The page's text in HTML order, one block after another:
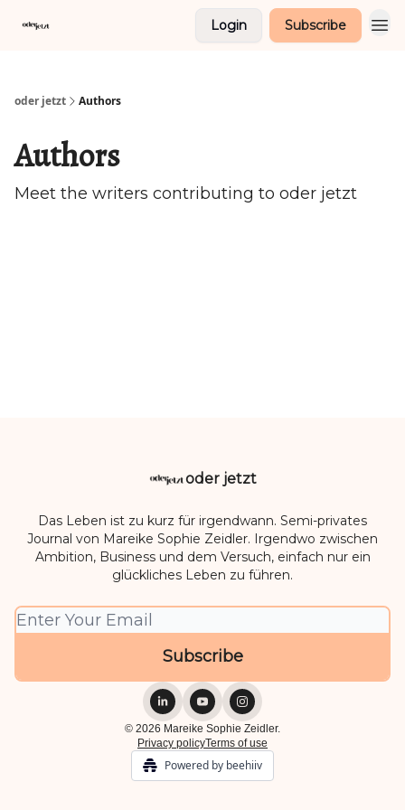
Login Subscribe
oder jetzt Authors
Authors
Meet the writers contributing to oder jetzt
oder jetzt
Das Leben ist zu kurz für irgendwann. Semi-privates
Journal von Mareike Sophie Zeidler. Irgendwo zwischen
Ambition, Business und dem Versuch, einfach nur ein
glückliches Leben zu führen.
© 2026 Mareike Sophie Zeidler.
Privacy policyTerms of use
Powered by beehiiv